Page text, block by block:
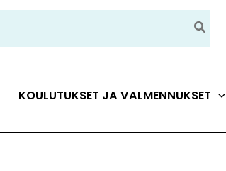
KOULUTUKSET JA VALMENNUKSET